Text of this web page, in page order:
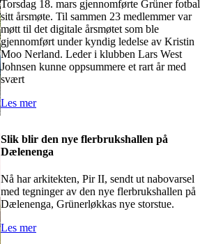
Torsdag 18. mars gjennomførte Grüner
sitt årsmøte. Til sammen 23 medlemmer var
møtt til det digitale årsmøtet som ble
gjennomført under kyndig ledelse av Kristin
Moo Nerland. Leder i klubben Lars West
Johnsen kunne oppsummere et rart år med
svært
Les mer
Slik blir den nye flerbrukshallen på
Dælenenga
Nå har arkitekten, Pir II, sendt ut nabovarsel
med tegninger av den nye flerbrukshallen på
Dælenenga, Grünerløkkas nye storstue.
Les mer